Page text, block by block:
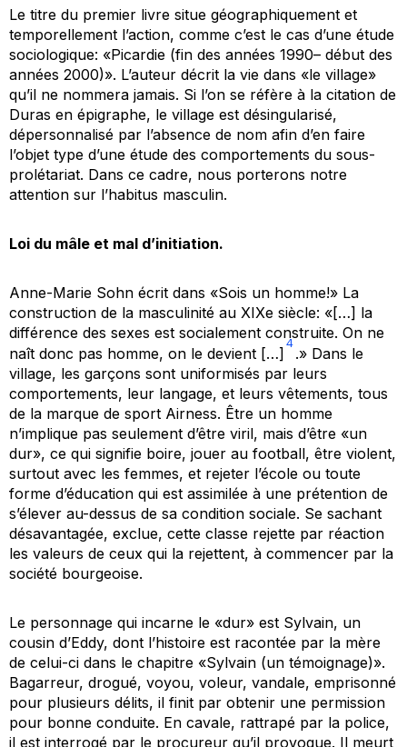
Le titre du premier livre situe géographiquement et
temporellement l’action, comme c’est le cas d’une étude
sociologique: «Picardie (fin des années 1990– début des
années 2000)». L’auteur décrit la vie dans «le village»
qu’il ne nommera jamais. Si l’on se réfère à la citation de
Duras en épigraphe, le village est désingularisé,
dépersonnalisé par l’absence de nom afin d’en faire
l’objet type d’une étude des comportements du sous-
prolétariat. Dans ce cadre, nous porterons notre
attention sur l’habitus masculin.
Loi du mâle et mal d’initiation.
Anne-Marie Sohn écrit dans «Sois un homme!» La
construction de la masculinité au XIXe siècle: «[…] la
différence des sexes est socialement construite. On ne
naît donc pas homme, on le devient […]
4
.» Dans le
village, les garçons sont uniformisés par leurs
comportements, leur langage, et leurs vêtements, tous
de la marque de sport Airness. Être un homme
n’implique pas seulement d’être viril, mais d’être «un
dur», ce qui signifie boire, jouer au football, être violent,
surtout avec les femmes, et rejeter l’école ou toute
forme d’éducation qui est assimilée à une prétention de
s’élever au-dessus de sa condition sociale. Se sachant
désavantagée, exclue, cette classe rejette par réaction
les valeurs de ceux qui la rejettent, à commencer par la
société bourgeoise.
Le personnage qui incarne le «dur» est Sylvain, un
cousin d’Eddy, dont l’histoire est racontée par la mère
de celui-ci dans le chapitre «Sylvain (un témoignage)».
Bagarreur, drogué, voyou, voleur, vandale, emprisonné
pour plusieurs délits, il finit par obtenir une permission
pour bonne conduite. En cavale, rattrapé par la police,
il est interrogé par le procureur qu’il provoque. Il meurt